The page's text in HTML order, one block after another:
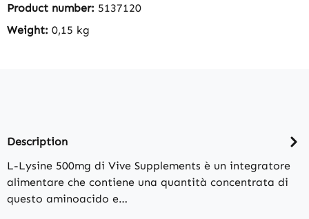
Product number: 5137120
Weight: 0,15 kg
Description
L-Lysine 500mg di Vive Supplements è un integratore
alimentare che contiene una quantità concentrata di
questo aminoacido e…